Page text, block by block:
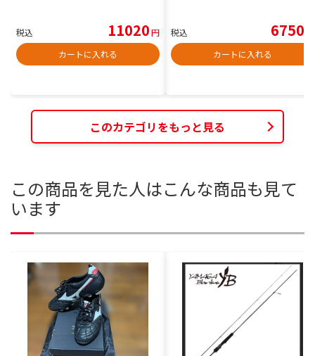
税込 11020円
カートに入れる
税込 6750
カートに入れる
このカテゴリをもっと見る
この商品を見た人はこんな商品も見て
います